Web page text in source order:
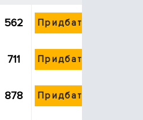
562 Придбати
711 Придбати
878 Придбати